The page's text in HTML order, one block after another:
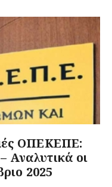
ΟΠΕΚΕΠΕ:
Αναλυτικά οι
2025